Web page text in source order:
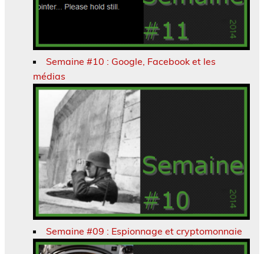
Semaine #10 : Google, Facebook et les
médias
Semaine #09 : Espionnage et cryptomonnaie